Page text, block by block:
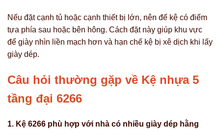
Nếu đặt cạnh tủ hoặc cạnh thiết bị lớn, nên để kệ có điểm
tựa phía sau hoặc bên hông. Cách đặt này giúp khu vực
để giày nhìn liền mạch hơn và hạn chế kệ bị xê dịch khi lấy
giày dép.
Câu hỏi thường gặp về Kệ nhựa 5
tầng đại 6266
1. Kệ 6266 phù hợp với nhà có nhiều giày dép hằng